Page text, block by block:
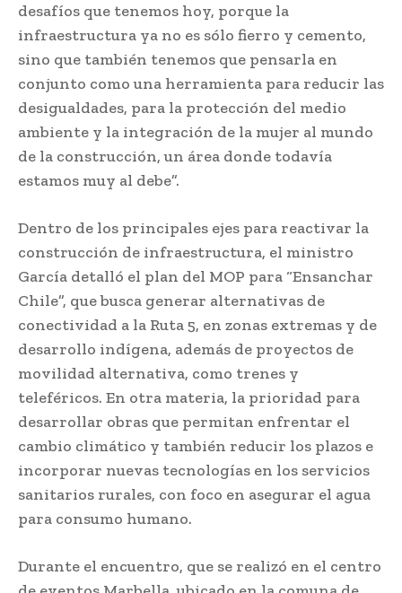
desafíos que tenemos hoy, porque la
infraestructura ya no es sólo fierro y cemento,
sino que también tenemos que pensarla en
conjunto como una herramienta para reducir las
desigualdades, para la protección del medio
ambiente y la integración de la mujer al mundo
de la construcción, un área donde todavía
estamos muy al debe”.
Dentro de los principales ejes para reactivar la
construcción de infraestructura, el ministro
García detalló el plan del MOP para “Ensanchar
Chile”, que busca generar alternativas de
conectividad a la Ruta 5, en zonas extremas y de
desarrollo indígena, además de proyectos de
movilidad alternativa, como trenes y
teleféricos. En otra materia, la prioridad para
desarrollar obras que permitan enfrentar el
cambio climático y también reducir los plazos e
incorporar nuevas tecnologías en los servicios
sanitarios rurales, con foco en asegurar el agua
para consumo humano.
Durante el encuentro, que se realizó en el centro